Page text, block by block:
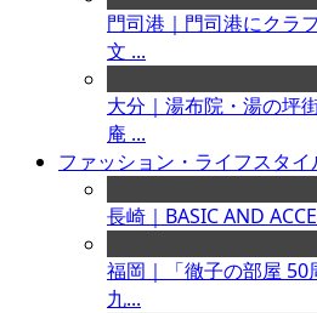
門司港｜門司港にクラ
文 ...
大分｜湯布院・湯の坪
庵 ...
ファッション・ライフスタイ
長崎｜BASIC AND
福岡｜「徹子の部屋 50
九...